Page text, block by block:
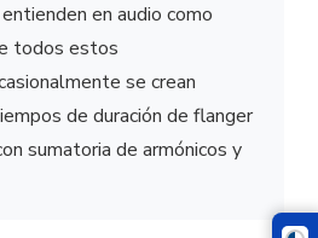
en audio como
todos estos
se crean
de duración de flanger
sumatoria de armónicos y